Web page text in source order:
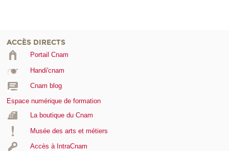
ACCÈS DIRECTS
Portail Cnam
Handi'cnam
Cnam blog
Espace numérique de formation
La boutique du Cnam
Musée des arts et métiers
Accès à IntraCnam